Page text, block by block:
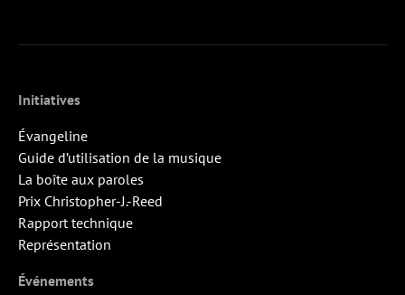
Initiatives
Évangeline
Guide d’utilisation de la musique
La boîte aux paroles
Prix Christopher-J.-Reed
Rapport technique
Représentation
Événements